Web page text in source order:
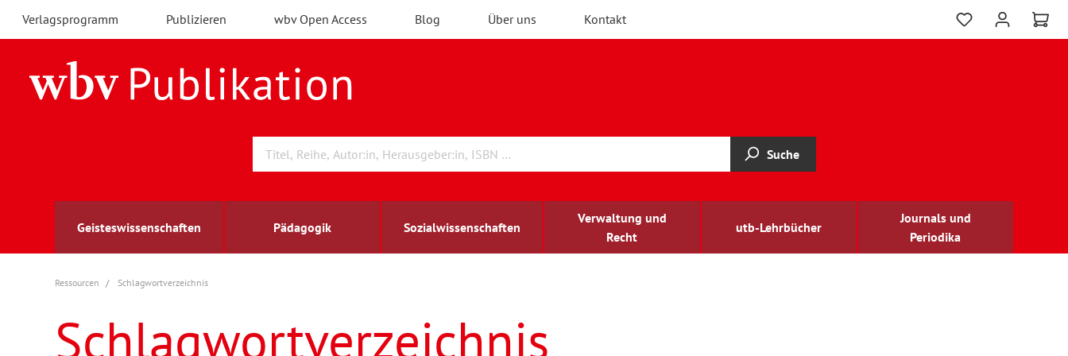
Verlagsprogramm Publizieren wbv Open Access Blog Über uns Kontakt
Suche
Geisteswissenschaften Pädagogik Sozialwissenschaften
Verwaltung und
Recht
utb-Lehrbücher
Journals und
Periodika
Archäologie
Berufs- und Wirtschaftspädagogik
Arbeitsmarktforschung
Außenwirtschaft
berufsbildung
Ressourcen Schlagwortverzeichnis
Schlagwortverzeichnis